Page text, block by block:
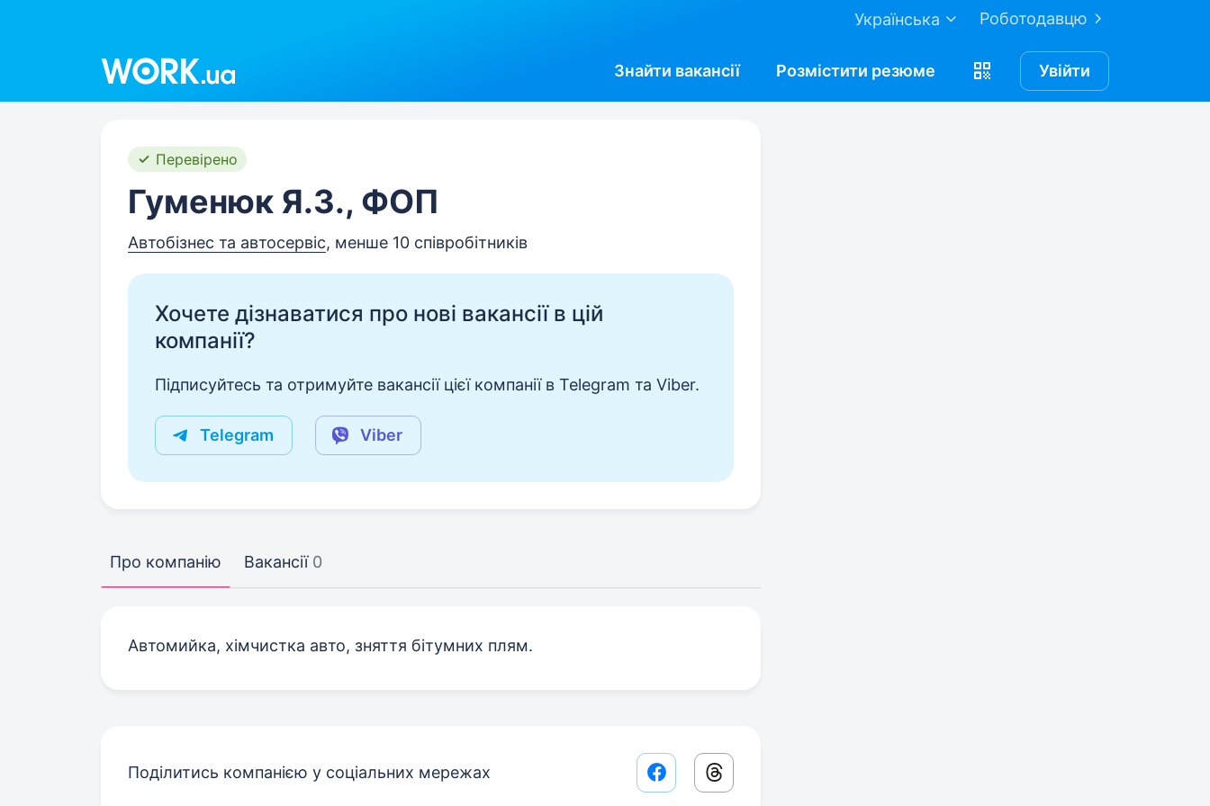
Роботодавцю
Українська
Знайти вакансії Розмістити резюме Увійти
Перевірено
Гуменюк Я.З., ФОП
Автобізнес та автосервіс, менше 10 співробітників
Хочете дізнаватися про нові вакансії в цій
компанії?
Підписуйтесь та отримуйте вакансії цієї компанії в Telegram та Viber.
Telegram Viber
Про компанію Вакансії 0
Автомийка, хімчистка авто, зняття бітумних плям.
Поділитись компанією у соціальних мережах Facebook share link
Threads share link